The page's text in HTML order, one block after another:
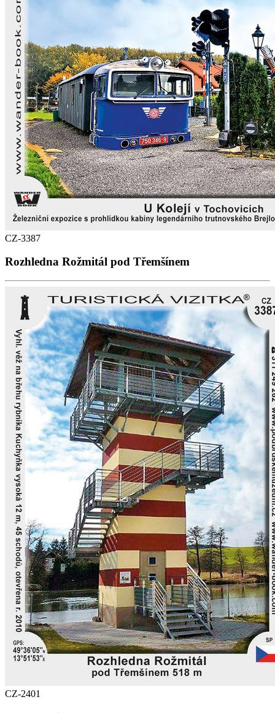
CZ-3387
Rozhledna Rožmitál pod Třemšínem
CZ-2401